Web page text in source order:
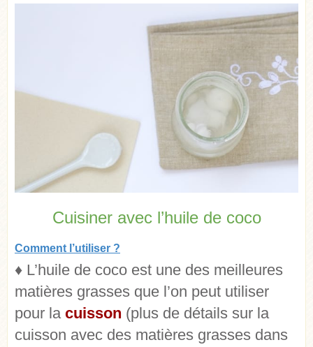
Cuisiner avec l’huile de coco
Comment l’utiliser ?
♦ L’huile de coco est une des meilleures
matières grasses que l’on peut utiliser
pour la cuisson (plus de détails sur la
cuisson avec des matières grasses dans